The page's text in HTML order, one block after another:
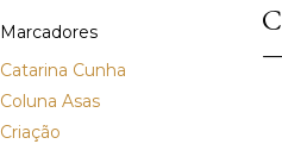
Marcadores
Catarina Cunha
Coluna Asas
Criação